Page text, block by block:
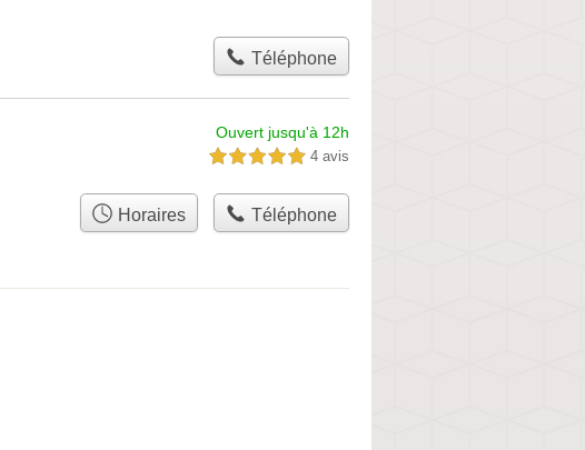
Téléphone
Ouvert jusqu'à 12h
5,0 étoiles sur 5 4 avis
Horaires Téléphone